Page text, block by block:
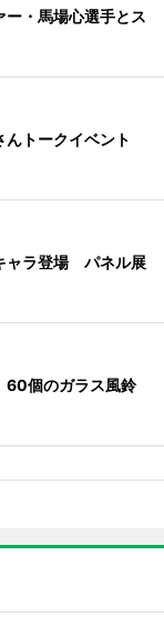
・馬場心選手とス
んトークイベント
ャラ登場 パネル展
個のガラス風鈴